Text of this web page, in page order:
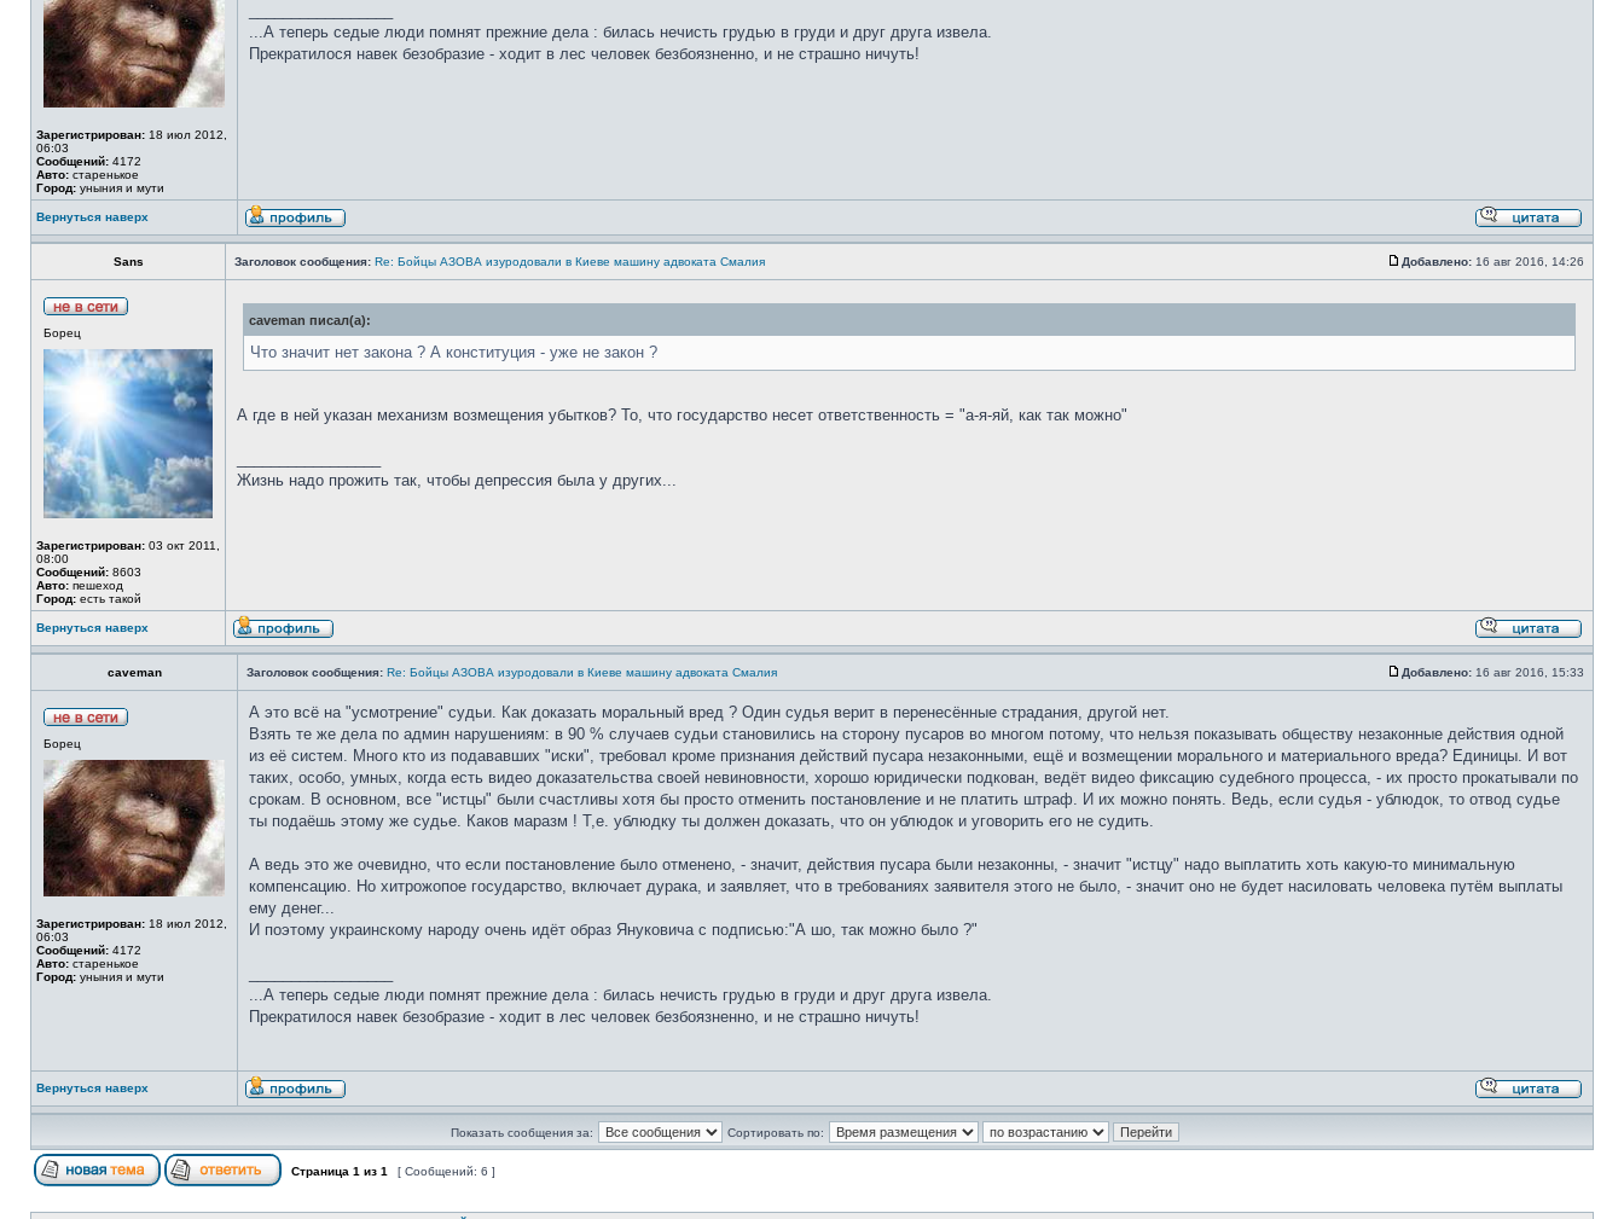
Зарегистрирован: 18 июл 2012,
06:03
Сообщений: 4172
Авто: старенькое
Город: уныния и мути
...А теперь седые люди помнят прежние дела : билась нечисть грудью в груди и друг друга извела.
Прекратилося навек безобразие - ходит в лес человек безбоязненно, и не страшно ничуть!
Вернуться наверх
Sans Заголовок сообщения: Re: Бойцы АЗОВА изуродовали в Киеве машину адвоката Смалия Добавлено: 16 авг 2016, 14:26
Борец
Зарегистрирован: 03 окт 2011,
08:00
Сообщений: 8603
Авто: пешеход
Город: есть такой
caveman писал(а):
Что значит нет закона ? А конституция - уже не закон ?
А где в ней указан механизм возмещения убытков? То, что государство несет ответственность = "а-я-яй, как так можно"
Жизнь надо прожить так, чтобы депрессия была у других...
Вернуться наверх
caveman Заголовок сообщения: Re: Бойцы АЗОВА изуродовали в Киеве машину адвоката Смалия Добавлено: 16 авг 2016, 15:33
Борец
Зарегистрирован: 18 июл 2012,
06:03
Сообщений: 4172
Авто: старенькое
Город: уныния и мути
А это всё на "усмотрение" судьи. Как доказать моральный вред ? Один судья верит в перенесённые страдания, другой нет.
Взять те же дела по админ нарушениям: в 90 % случаев судьи становились на сторону пусаров во многом потому, что нельзя показывать обществу незаконные действия одной
из её систем. Много кто из подававших "иски", требовал кроме признания действий пусара незаконными, ещё и возмещении морального и материального вреда? Единицы. И вот
таких, особо, умных, когда есть видео доказательства своей невиновности, хорошо юридически подкован, ведёт видео фиксацию судебного процесса, - их просто прокатывали по
срокам. В основном, все "истцы" были счастливы хотя бы просто отменить постановление и не платить штраф. И их можно понять. Ведь, если судья - ублюдок, то отвод судье
ты подаёшь этому же судье. Каков маразм ! Т,е. ублюдку ты должен доказать, что он ублюдок и уговорить его не судить.
А ведь это же очевидно, что если постановление было отменено, - значит, действия пусара были незаконны, - значит "истцу" надо выплатить хоть какую-то минимальную
компенсацию. Но хитрожопое государство, включает дурака, и заявляет, что в требованиях заявителя этого не было, - значит оно не будет насиловать человека путём выплаты
ему денег...
И поэтому украинскому народу очень идёт образ Януковича с подписью:"А шо, так можно было ?"
...А теперь седые люди помнят прежние дела : билась нечисть грудью в груди и друг друга извела.
Прекратилося навек безобразие - ходит в лес человек безбоязненно, и не страшно ничуть!
Вернуться наверх
Показать сообщения за: Сортировать по:
Страница 1 из 1 [ Сообщений: 6 ]